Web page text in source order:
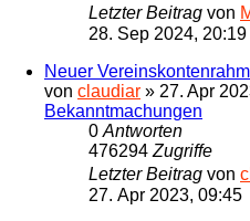
Letzter Beitrag von
28. Sep 2024, 20:19
Neuer
von claudiar » 27. Apr
Bekanntmachungen
0 Antworten
476294 Zugriffe
Letzter Beitrag von
27. Apr 2023, 09:45